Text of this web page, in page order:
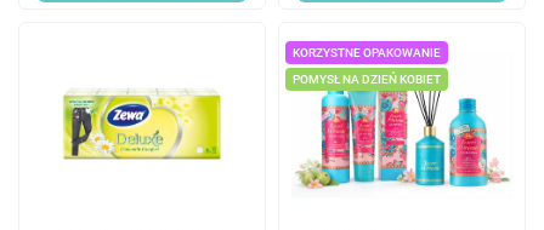
KORZYSTNE OPAKOWANIE
POMYSŁ NA DZIEŃ KOBIET